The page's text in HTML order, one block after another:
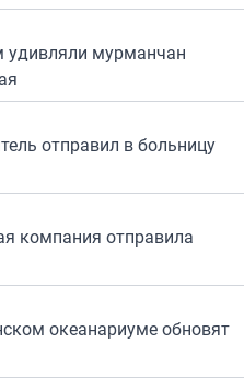
удивляли мурманчан
отправил в больницу
компания отправила
океанариуме обновят